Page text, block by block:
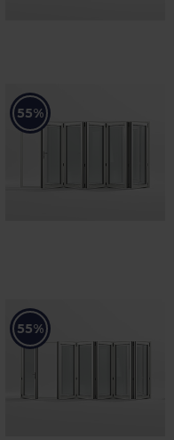
55%
55%